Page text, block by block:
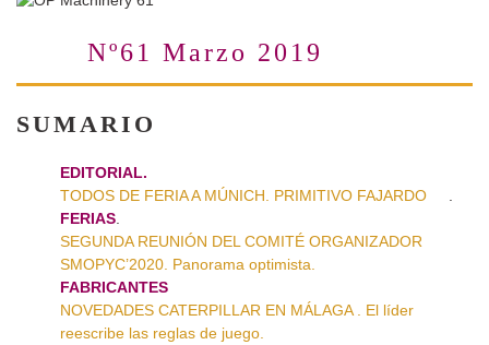
Nº61 Marzo 2019
SUMARIO
EDITORIAL.
TODOS DE FERIA A MÚNICH. PRIMITIVO FAJARDO
FERIAS
SEGUNDA REUNIÓN DEL COMITÉ ORGANIZADOR
SMOPYC’2020. Panorama optimista.
FABRICANTES
NOVEDADES CATERPILLAR EN MÁLAGA . El líder
reescribe las reglas de juego.